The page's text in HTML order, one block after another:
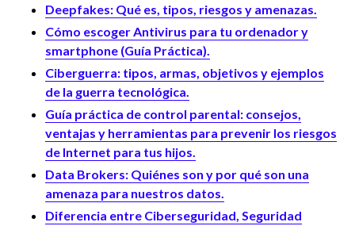
Deepfakes: Qué es, tipos, riesgos y amenazas.
Cómo escoger Antivirus para tu ordenador y
smartphone (Guía Práctica).
Ciberguerra: tipos, armas, objetivos y ejemplos
de la guerra tecnológica.
Guía práctica de control parental: consejos,
ventajas y herramientas para prevenir los riesgos
de Internet para tus hijos.
Data Brokers: Quiénes son y por qué son una
amenaza para nuestros datos.
Diferencia entre Ciberseguridad, Seguridad